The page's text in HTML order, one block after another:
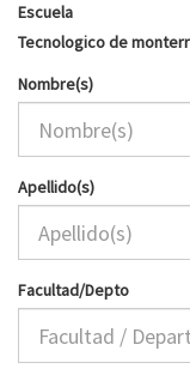
Escuela
Tecnologico de
Nombre(s)
Apellido(s)
Facultad/Depto